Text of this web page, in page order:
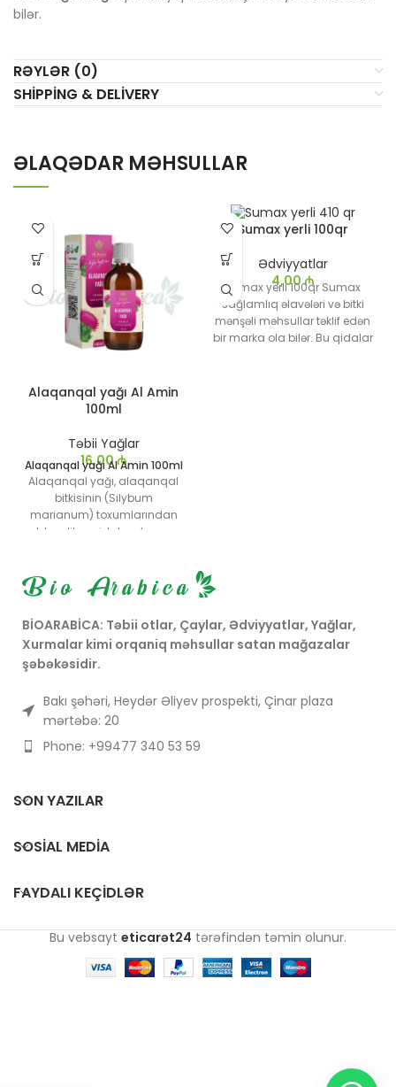
bilər.
RƏYLƏR (0)
SHIPPING & DELIVERY
ƏLAQƏDAR MƏHSULLAR
Alaqanqal yağı Al Amin
100ml
Təbii Yağlar
16,00₼
Alaqanqal yağı Al Amin 100ml
Alaqanqal yağı, alaqanqal
bitkisinin (Silybum
marianum) toxumlarından
əldə edilən qidalandırıcı və
və həzm sağlamlığına
müsbət təsirləri ilə tanınır.
Sumax yerli 100qr
Ədviyyatlar
4,00₼
Sumax yerli 100qr Sumax
sağlamlıq əlavələri və bitki
mənşəli məhsullar təklif edən
bir marka ola bilər. Bu qidalar
BİOARABİCA: Təbii otlar, Çaylar, Ədviyyatlar, Yağlar,
Xurmalar kimi orqaniq məhsullar satan mağazalar
şəbəkəsidir.
Bakı şəhəri, Heydər Əliyev prospekti, Çinar plaza
mərtəbə: 20
Phone: +99477 340 53 59
SON YAZILAR
SOSIAL MEDIA
FAYDALI KEÇIDLƏR
Bu vebsayt eticarət24 tərəfindən təmin olunur.